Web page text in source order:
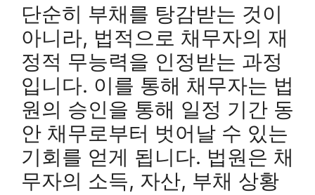
단순히 부채를 탕감받는 것이
아니라, 법적으로 채무자의 재
정적 무능력을 인정받는 과정
입니다. 이를 통해 채무자는 법
원의 승인을 통해 일정 기간 동
안 채무로부터 벗어날 수 있는
기회를 얻게 됩니다. 법원은 채
무자의 소득, 자산, 부채 상황